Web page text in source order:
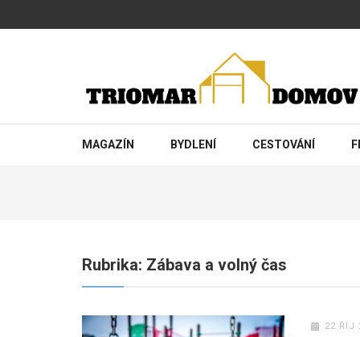
na
TRIOMAR
MAGAZÍN BYDLENÍ CESTOVÁNÍ
Rubrika: Zábava a volný čas
22 ŘÍJ